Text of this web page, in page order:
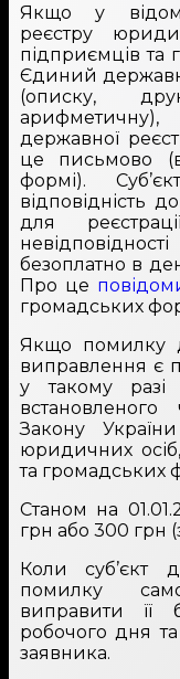
Якщо у
реєстру
підприємців та
Єдиний
(описку,
державної
це письмово
формі).
відповідність
для
безоплатно в
Про це
громадських
Якщо помилку
виправлення є
у такому
Закону
юридичних
та громадських
Станом на
грн або 300 грн
Коли суб’єкт
помилку
виправити її
робочого дня
заявника.